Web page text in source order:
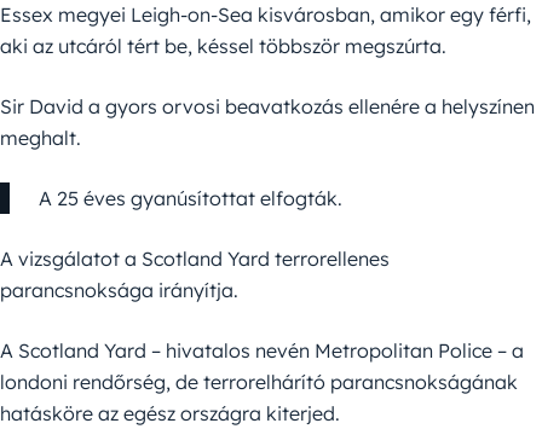
Essex megyei Leigh-on-Sea kisvárosban, amikor egy férfi,
aki az utcáról tért be, késsel többször megszúrta.
Sir David a gyors orvosi beavatkozás ellenére a helyszínen
meghalt.
A 25 éves gyanúsítottat elfogták.
A vizsgálatot a Scotland Yard terrorellenes
parancsnoksága irányítja.
A Scotland Yard – hivatalos nevén Metropolitan Police – a
londoni rendőrség, de terrorelhárító parancsnokságának
hatásköre az egész országra kiterjed.